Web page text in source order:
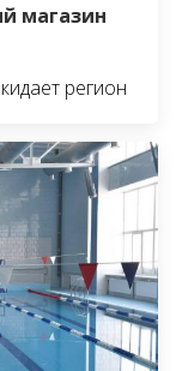
магазин
регион